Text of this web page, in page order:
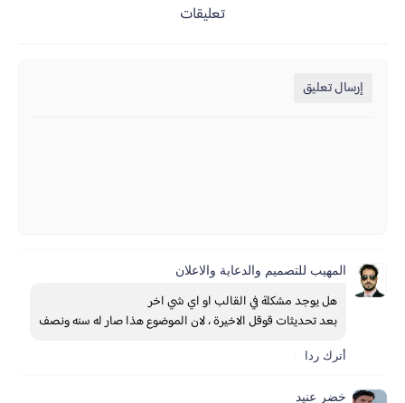
تعليقات
إرسال تعليق
المهيب للتصميم والدعاية والاعلان
هل يوجد مشكلة في القالب او اي شي اخر
بعد تحديثات قوقل الاخيرة ، لان الموضوع هذا صار له سنه ونصف
أترك ردا
خضر عنيد